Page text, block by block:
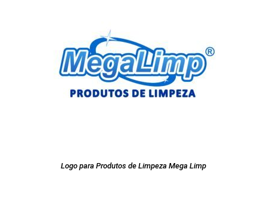
Logo para Produtos de Limpeza Mega Limp